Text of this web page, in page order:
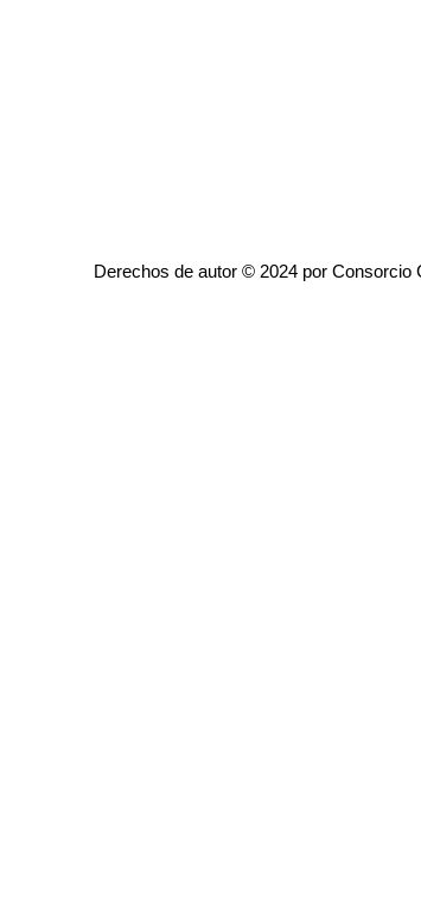
Derechos de autor © 2024 por